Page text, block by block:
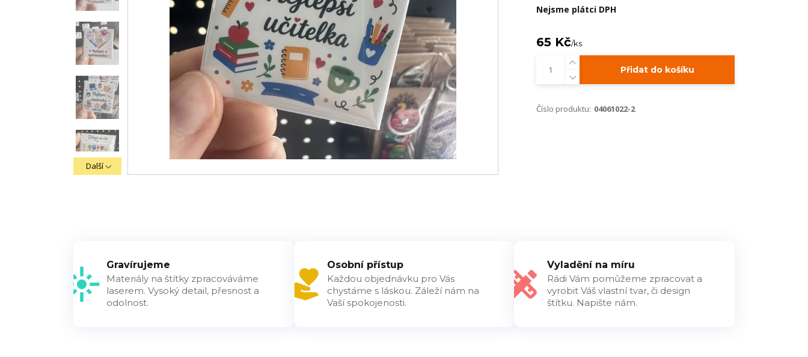
Další
Nejsme plátci DPH
65 Kč/ks
Přidat do košíku
Číslo produktu: 04061022-2
Gravírujeme
Materiály na štítky zpracováváme
laserem. Vysoký detail, přesnost a
odolnost.
Osobní přístup
Každou objednávku pro Vás
chystáme s láskou. Záleží nám na
Vaší spokojenosti.
Vyladění na míru
Rádi Vám pomůžeme zpracovat a
vyrobit Váš vlastní tvar, či design
štítku. Napište nám.